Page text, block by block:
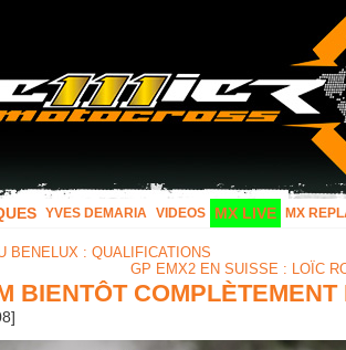
YVES DEMARIA VIDEOS MX LIVE MX
BENELUX : QUALIFICATIONS
GP EMX2 EN SUISSE : LOÏC
BIENTÔT COMPLÈTEMENT